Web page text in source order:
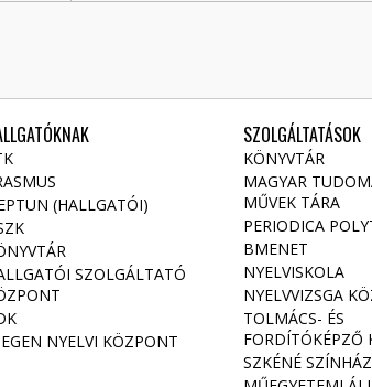
(HALLGATÓI)
SZOLGÁLTATÓ
NYELVI KÖZPONT
SZOLGÁLTATÁSOK
KÖNYVTÁR
MAGYAR
MŰVEK TÁRA
PERIODICA
BMENET
NYELVISKOLA
NYELVVIZSGA
TOLMÁCS- ÉS
FORDÍTÓKÉPZŐ
SZKÉNÉ SZÍNHÁZ